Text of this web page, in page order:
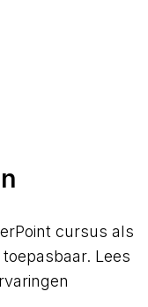
cursus als
Lees